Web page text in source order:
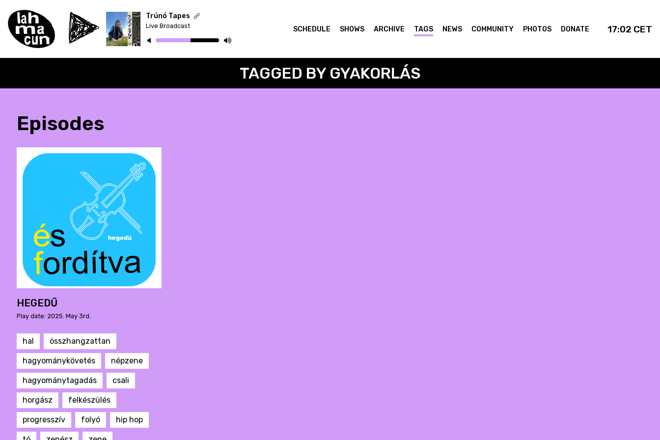
ON AIR
Trúnó Tapes
Live Broadcast SCHEDULE SHOWS ARCHIVE TAGS NEWS COMMUNITY PHOTOS DONATE 17:02 CET
TAGGED BY GYAKORLÁS
Episodes
HEGEDŰ
Play date: 2025. May 3rd.
hal összhangzattan
hagyománykövetés népzene
hagyománytagadás csali
horgász felkészülés
progresszív folyó hip hop